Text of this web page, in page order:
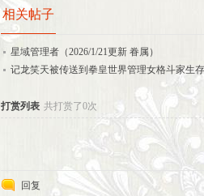
相关帖子
星域管理者（2026/1/21更新 眷属）
记龙笑天被传送到拳皇世界管理女格斗家生
打赏列表 共打赏了0次
回复